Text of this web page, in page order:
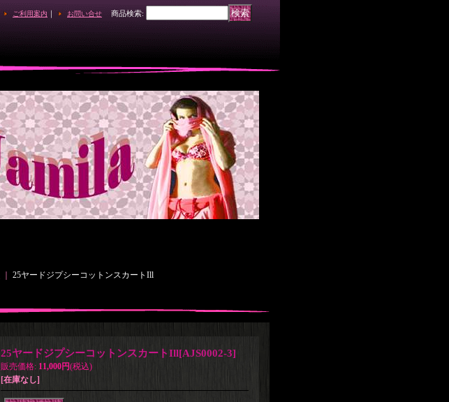
ご利用案内 ｜ お問い合せ 商品検索:
25ヤードジプシーコットンスカートIll
25ヤードジプシーコットンスカートIll[AJS0002-3]
販売価格: 11,000円(税込)
[在庫なし]